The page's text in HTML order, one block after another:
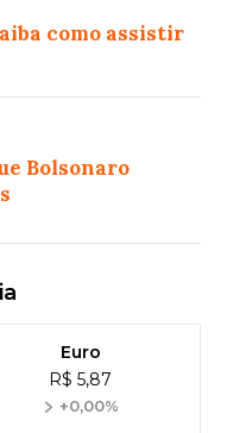
como assistir
Bolsonaro
Euro
R$ 5,87
+0,00%